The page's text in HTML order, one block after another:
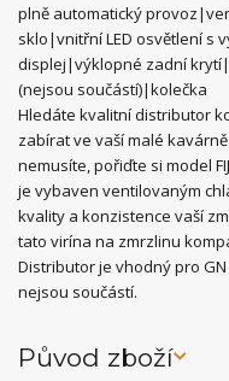
plně automatický
sklo|vnitřní LED osvětlení s
displej|výklopné zadní
(nejsou součástí)|kolečka
Hledáte kvalitní distributor
zabírat ve vaší malé
nemusíte, pořiďte si model
je vybaven ventilovaným
kvality a konzistence vaší
tato virína na zmrzlinu
Distributor je vhodný pro
nejsou součástí.
Původ zboží